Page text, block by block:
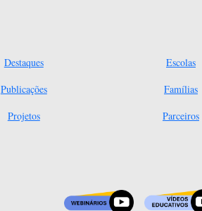
Destaques
Publicações
Projetos
Escolas
Famílias
Parceiros